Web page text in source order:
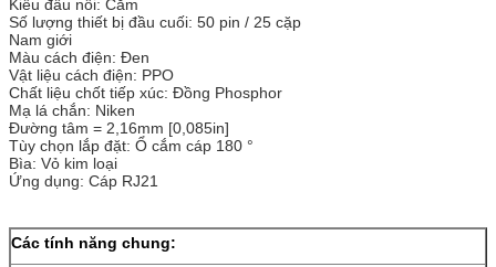
Kiểu đầu nối: Cắm
Số lượng thiết bị đầu cuối: 50 pin / 25 cặp
Nam giới
Màu cách điện: Đen
Vật liệu cách điện: PPO
Chất liệu chốt tiếp xúc: Đồng Phosphor
Mạ lá chắn: Niken
Đường tâm = 2,16mm [0,085in]
Tùy chọn lắp đặt: Ổ cắm cáp 180 °
Bìa: Vỏ kim loại
Ứng dụng: Cáp RJ21
Các tính năng chung: